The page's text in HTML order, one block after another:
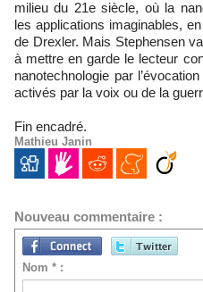
milieu du 21e siècle, où la
les applications imaginables,
de Drexler. Mais Stephensen
à mettre en garde le lecteur
nanotechnologie par
activés par la voix ou de la
Fin encadré.
Mathieu Janin
Nouveau commentaire :
Nom * :